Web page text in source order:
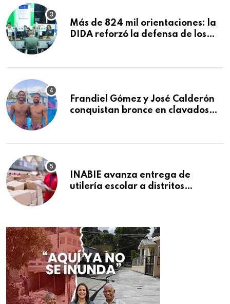
Más de 824 mil orientaciones: la
DIDA reforzó la defensa de los
Frandiel Gómez y José Calderón
conquistan bronce en clavados
INABIE avanza entrega de
utilería escolar a distritos